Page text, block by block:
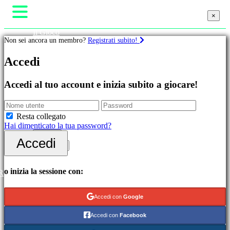
In
evidenza
Novità
Free
to
Play
Categorie
Giochi
azione
di
Giochi
Il Gioco
Gameplay
Notizie
Assistenza
Negozio
Registrati
×
Non sei ancora un membro? Registrati subito!
Accedi
Accedi al tuo account e inizia subito a giocare!
Resta collegato
Hai dimenticato la tua password?
Accedi
o inizia la sessione con:
Accedi con Google
Accedi con Facebook
×
×